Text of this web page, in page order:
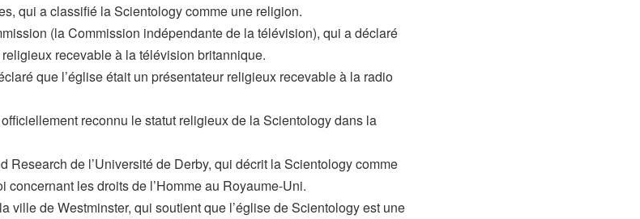
qui a classifié la Scientology comme une religion.
(la Commission indépendante de la télévision), qui a déclaré
recevable à la télévision britannique.
que l’église était un présentateur religieux recevable à la radio
reconnu le statut religieux de la Scientology dans la
Research de l’Université de Derby, qui décrit la Scientology comme
concernant les droits de l’Homme au Royaume-Uni.
ville de Westminster, qui soutient que l’église de Scientology est une